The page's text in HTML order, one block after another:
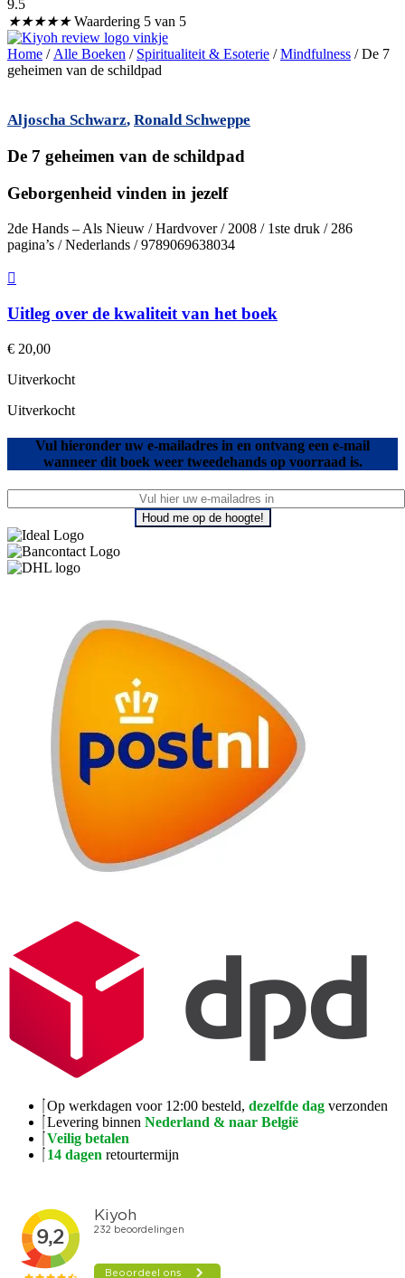
9.5
★★★★★ Waardering 5 van 5
Home / Alle Boeken / Spiritualiteit & Esoterie /Mindfulness / De 7
geheimen van de schildpad
Aljoscha Schwarz, Ronald Schweppe
De 7 geheimen van de schildpad
Geborgenheid vinden in jezelf
2de Hands – Als Nieuw / Hardvover / 2008 / 1ste druk / 286
pagina’s / Nederlands / 9789069638034
Uitleg over de kwaliteit van het boek
€ 20,00
Uitverkocht
Uitverkocht
Vul hieronder uw e-mailadres in en ontvang een e-mail
wanneer dit boek weer tweedehands op voorraad is.
Houd me op de hoogte!
Op werkdagen voor 12:00 besteld, dezelfde dag verzonden
Levering binnen Nederland & naar België
Veilig betalen
14 dagen retourtermijn